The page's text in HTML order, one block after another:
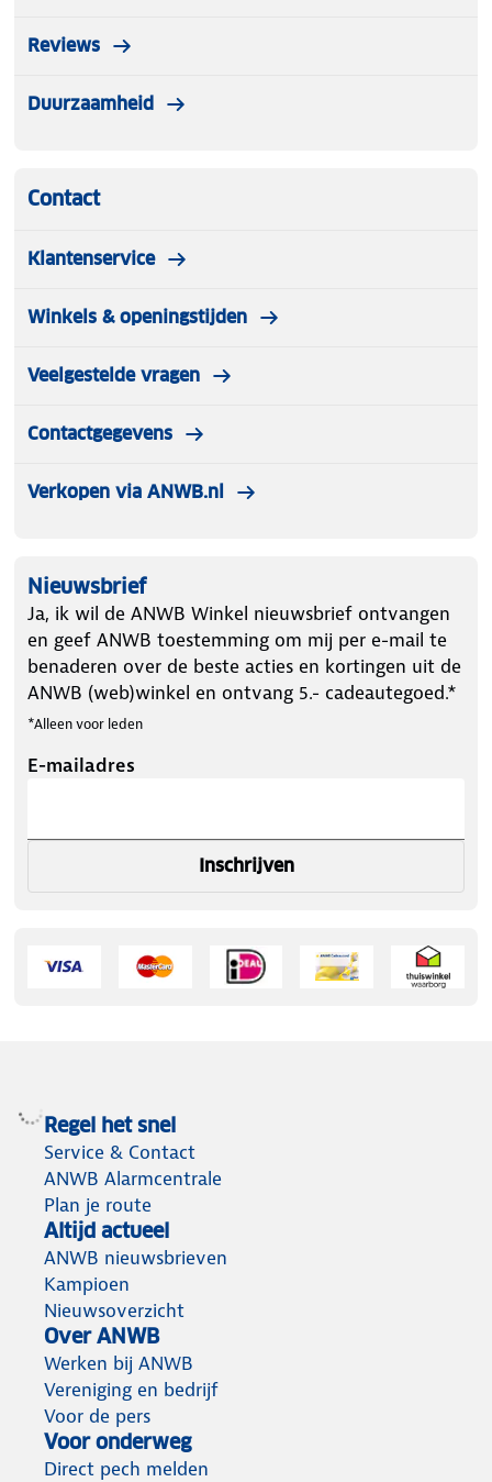
Reviews
Duurzaamheid
Contact
Klantenservice
Winkels & openingstijden
Veelgestelde vragen
Contactgegevens
Verkopen via ANWB.nl
Nieuwsbrief
Ja, ik wil de ANWB Winkel nieuwsbrief ontvangen
en geef ANWB toestemming om mij per e-mail te
benaderen over de beste acties en kortingen uit de
ANWB (web)winkel en ontvang 5.- cadeautegoed.*
*Alleen voor leden
E-mailadres
Inschrijven
Regel het snel
Service & Contact
ANWB Alarmcentrale
Plan je route
Altijd actueel
ANWB nieuwsbrieven
Kampioen
Nieuwsoverzicht
Over ANWB
Werken bij ANWB
Vereniging en bedrijf
Voor de pers
Voor onderweg
Direct pech melden